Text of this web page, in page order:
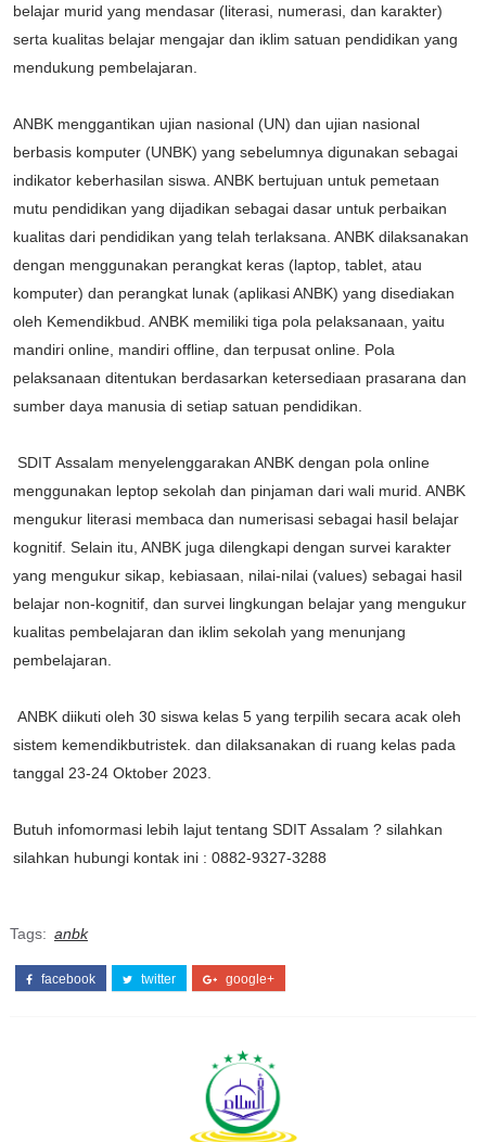
belajar murid yang mendasar (literasi, numerasi, dan karakter)
serta kualitas belajar mengajar dan iklim satuan pendidikan yang
mendukung pembelajaran.
ANBK menggantikan ujian nasional (UN) dan ujian nasional
berbasis komputer (UNBK) yang sebelumnya digunakan sebagai
indikator keberhasilan siswa. ANBK bertujuan untuk pemetaan
mutu pendidikan yang dijadikan sebagai dasar untuk perbaikan
kualitas dari pendidikan yang telah terlaksana. ANBK dilaksanakan
dengan menggunakan perangkat keras (laptop, tablet, atau
komputer) dan perangkat lunak (aplikasi ANBK) yang disediakan
oleh Kemendikbud. ANBK memiliki tiga pola pelaksanaan, yaitu
mandiri online, mandiri offline, dan terpusat online. Pola
pelaksanaan ditentukan berdasarkan ketersediaan prasarana dan
sumber daya manusia di setiap satuan pendidikan.
SDIT Assalam menyelenggarakan ANBK dengan pola online
menggunakan leptop sekolah dan pinjaman dari wali murid. ANBK
mengukur literasi membaca dan numerisasi sebagai hasil belajar
kognitif. Selain itu, ANBK juga dilengkapi dengan survei karakter
yang mengukur sikap, kebiasaan, nilai-nilai (values) sebagai hasil
belajar non-kognitif, dan survei lingkungan belajar yang mengukur
kualitas pembelajaran dan iklim sekolah yang menunjang
pembelajaran.
ANBK diikuti oleh 30 siswa kelas 5 yang terpilih secara acak oleh
sistem kemendikbutristek. dan dilaksanakan di ruang kelas pada
tanggal 23-24 Oktober 2023.
Butuh infomormasi lebih lajut tentang SDIT Assalam ? silahkan
silahkan hubungi kontak ini : 0882-9327-3288
Tags: anbk
facebook twitter google+